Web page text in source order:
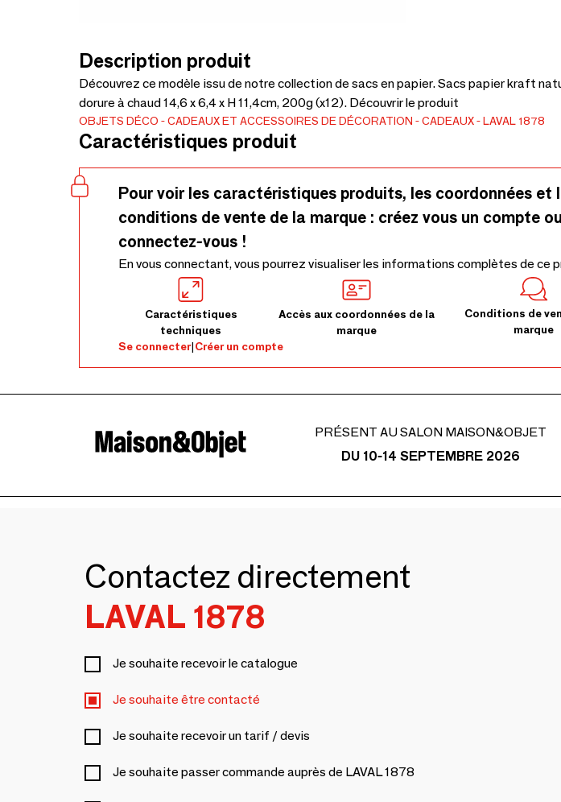
Description produit
Découvrez ce modèle issu de notre collection de sacs en papier. Sacs papier kraft
dorure à chaud 14,6 x 6,4 x H 11,4cm, 200g (x12). Découvrir le produit
OBJETS DÉCO CADEAUX ET ACCESSOIRES DE DÉCORATION CADEAUX LAVAL 1878
Caractéristiques produit
Pour voir les caractéristiques produits, les coordonnées et
conditions de vente de la marque : créez vous un compte ou
connectez-vous !
En vous connectant, vous pourrez visualiser les informations complètes de ce
Caractéristiques
techniques
Accès aux coordonnées de la
marque
Conditions de
marque
Se connecter|Créer un compte
PRÉSENT AU SALON MAISON&OBJET
DU 10-14 SEPTEMBRE 2026
Contactez directement
LAVAL 1878
Je souhaite recevoir le catalogue
Je souhaite être contacté
Je souhaite recevoir un tarif / devis
Je souhaite passer commande auprès de LAVAL 1878